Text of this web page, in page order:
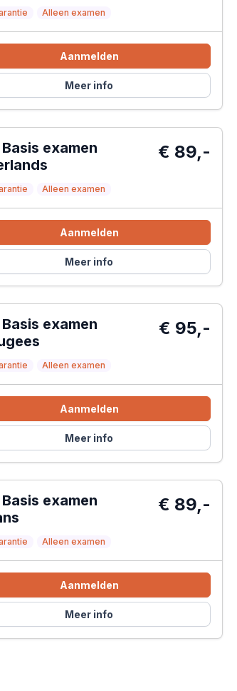
Alleen examen
Aanmelden
Meer info
examen
Alleen examen
€ 89,-
Aanmelden
Meer info
examen
Alleen examen
€ 95,-
Aanmelden
Meer info
examen
Alleen examen
€ 89,-
Aanmelden
Meer info